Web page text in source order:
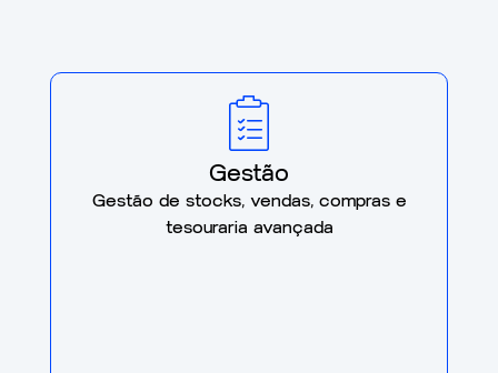
Gestão
Gestão de stocks, vendas, compras e
tesouraria avançada